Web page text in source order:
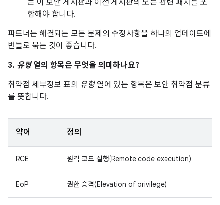
는 이 보안 게시판과 이전 게시판의 모든 관련 패치를 포
함해야 합니다.
파트너는 해결되는 모든 문제의 수정사항을 하나의 업데이트에
번들로 묶는 것이 좋습니다.
3. 유형열의 항목은 무엇을 의미하나요?
취약점 세부정보 표의 유형열에 있는 항목은 보안 취약점 분류
를 뜻합니다.
약어 정의
RCE 원격 코드 실행(Remote code execution)
EoP 권한 승격(Elevation of privilege)